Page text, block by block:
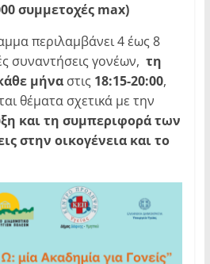
συμμετοχές max)
περιλαμβάνει 4 έως 8
συναντήσεις γονέων, τη
μήναστις 18:15-20:00,
θέματα σχετικά με την
και τη συμπεριφορά των
στην οικογένεια και το